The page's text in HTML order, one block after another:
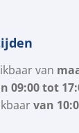
van
09:00 tot
van